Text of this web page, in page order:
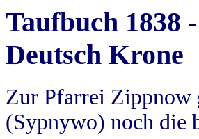
Taufbuch 1838
Deutsch Krone
Zur Pfarrei Zippnow
(Sypnywo) noch die